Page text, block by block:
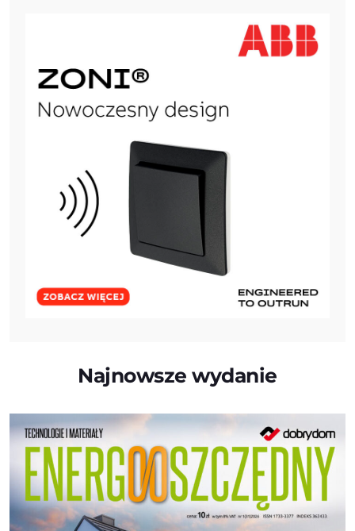
Najnowsze wydanie